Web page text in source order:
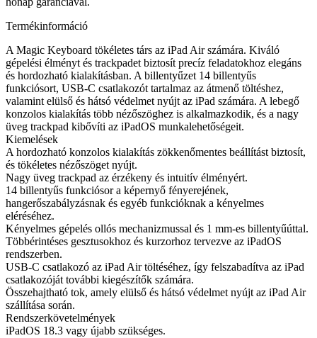
Termékinformáció
A Magic Keyboard tökéletes társ az iPad Air számára. Kiváló
gépelési élményt és trackpadet biztosít precíz feladatokhoz elegáns
és hordozható kialakításban. A billentyűzet 14 billentyűs
funkciósort, USB-C csatlakozót tartalmaz az átmenő töltéshez,
valamint elülső és hátsó védelmet nyújt az iPad számára. A lebegő
konzolos kialakítás több nézőszöghez is alkalmazkodik, és a nagy
üveg trackpad kibővíti az iPadOS munkalehetőségeit.
Kiemelések
A hordozható konzolos kialakítás zökkenőmentes beállítást biztosít,
és tökéletes nézőszöget nyújt.
Nagy üveg trackpad az érzékeny és intuitív élményért.
14 billentyűs funkciósor a képernyő fényerejének,
hangerőszabályzásnak és egyéb funkcióknak a kényelmes
eléréséhez.
Kényelmes gépelés ollós mechanizmussal és 1 mm-es billentyűúttal.
Többérintéses gesztusokhoz és kurzorhoz tervezve az iPadOS
rendszerben.
USB-C csatlakozó az iPad Air töltéséhez, így felszabadítva az iPad
csatlakozóját további kiegészítők számára.
Összehajtható tok, amely elülső és hátsó védelmet nyújt az iPad Air
szállítása során.
Rendszerkövetelmények
iPadOS 18.3 vagy újabb szükséges.